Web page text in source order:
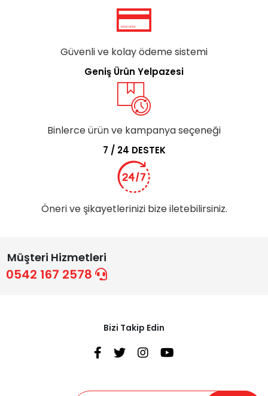
Güvenli ve kolay ödeme sistemi
Geniş Ürün Yelpazesi
Binlerce ürün ve kampanya seçeneği
7 / 24 DESTEK
Öneri ve şikayetlerinizi bize iletebilirsiniz.
Müşteri Hizmetleri
0542 167 2578
Bizi Takip Edin